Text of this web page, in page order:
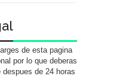
de esta pagina
por lo que deberas
despues de 24 horas